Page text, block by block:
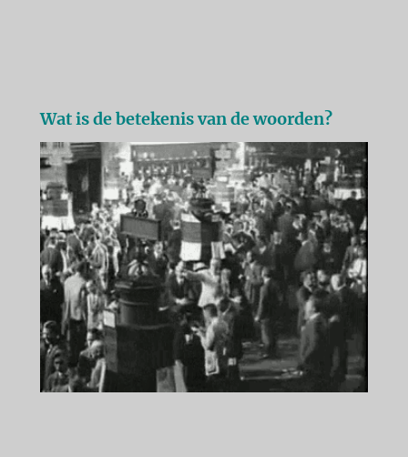
Wat is de betekenis van de woorden?